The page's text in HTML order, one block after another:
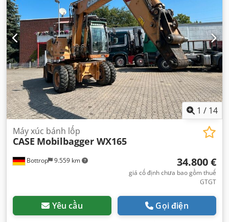
1 / 14
Bottrop 9.559 km
Máy xúc bánh lốp
CASE Mobilbagger WX165
34.800 €
giá cố định chưa bao gồm thuế
GTGT
Yêu cầu Gọi điện